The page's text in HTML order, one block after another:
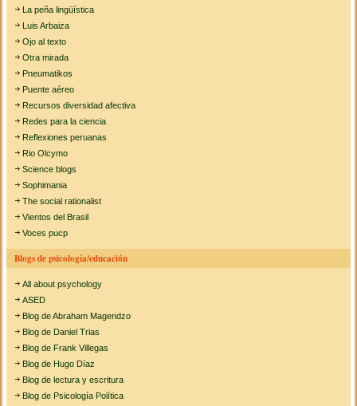
La peña lingüística
Luis Arbaiza
Ojo al texto
Otra mirada
Pneumatikos
Puente aéreo
Recursos diversidad afectiva
Redes para la ciencia
Reflexiones peruanas
Rio Olcymo
Science blogs
Sophimania
The social rationalist
Vientos del Brasil
Voces pucp
Blogs de psicología/educación
All about psychology
ASED
Blog de Abraham Magendzo
Blog de Daniel Trias
Blog de Frank Villegas
Blog de Hugo Díaz
Blog de lectura y escritura
Blog de Psicología Política